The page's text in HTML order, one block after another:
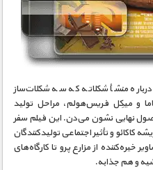
منشأ شکلاته که سه شکلات‌ساز
و میکِل فریس‌هولم، مراحل تولید
نهایی نشون می‌دن. این فیلم سفر
کاکائو و تأثیر اجتماعی تولیدکنندگان
خیره‌کننده از مزارع پرو تا کارگاه‌های
و هم جذابه.